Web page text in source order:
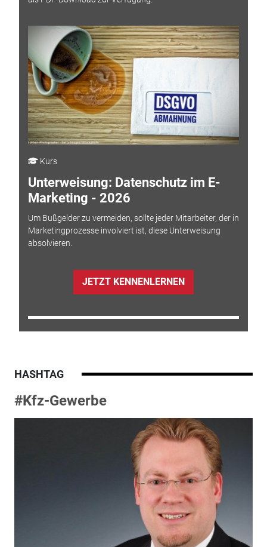
Kurs
Unterweisung: Datenschutz im E-
Marketing - 2026
Um Bußgelder zu vermeiden, sollte jeder Mitarbeiter, der in
Marketingprozesse involviert ist, diese Unterweisung
absolvieren.
JETZT KENNENLERNEN
HASHTAG
#Kfz-Gewerbe